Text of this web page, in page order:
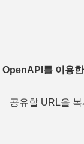
OpenAPI를 이용
공유할 URL을